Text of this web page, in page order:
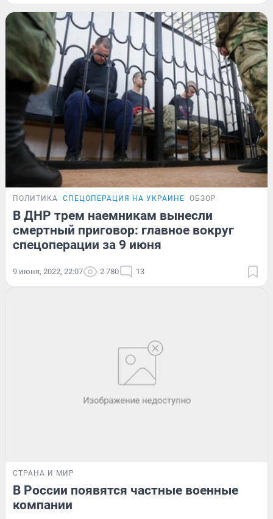
ПОЛИТИКА СПЕЦОПЕРАЦИЯ НА УКРАИНЕ ОБЗОР
В ДНР трем наемникам вынесли
смертный приговор: главное вокруг
спецоперации за 9 июня
9 июня, 2022, 22:07 2 780 13
СТРАНА И МИР
В России появятся частные военные
компании